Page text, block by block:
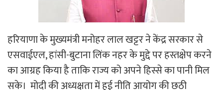
हरियाणा के मुख्यमंत्री मनोहर लाल खट्टर ने केंद्र सरकार से
एसवाईएल, हांसी-बुटाना लिंक नहर के मुद्दे पर हस्तक्षेप करने
का आग्रह किया है ताकि राज्य को अपने हिस्से का पानी मिल
सके। मोदी की अध्यक्षता में हुई नीति आयोग की छठी